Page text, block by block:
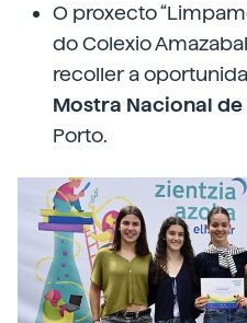
O proxecto
do Colexio
recoller a
Mostra Nacional
Porto.